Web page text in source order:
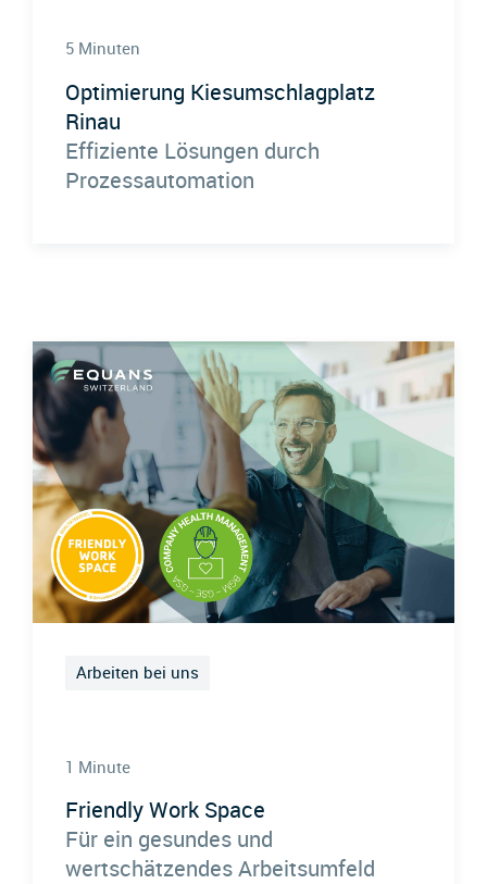
5 Minuten
Optimierung Kiesumschlagplatz
Rinau
Effiziente Lösungen durch
Prozessautomation
Arbeiten bei uns
1 Minute
Friendly Work Space
Für ein gesundes und
wertschätzendes Arbeitsumfeld